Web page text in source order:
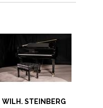
WILH. STEINBERG